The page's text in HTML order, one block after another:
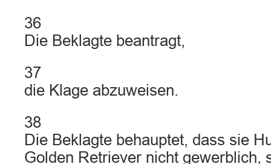
36
Die Beklagte beantragt,
37
die Klage abzuweisen.
38
Die Beklagte behauptet, dass sie
Golden Retriever nicht gewerblich,